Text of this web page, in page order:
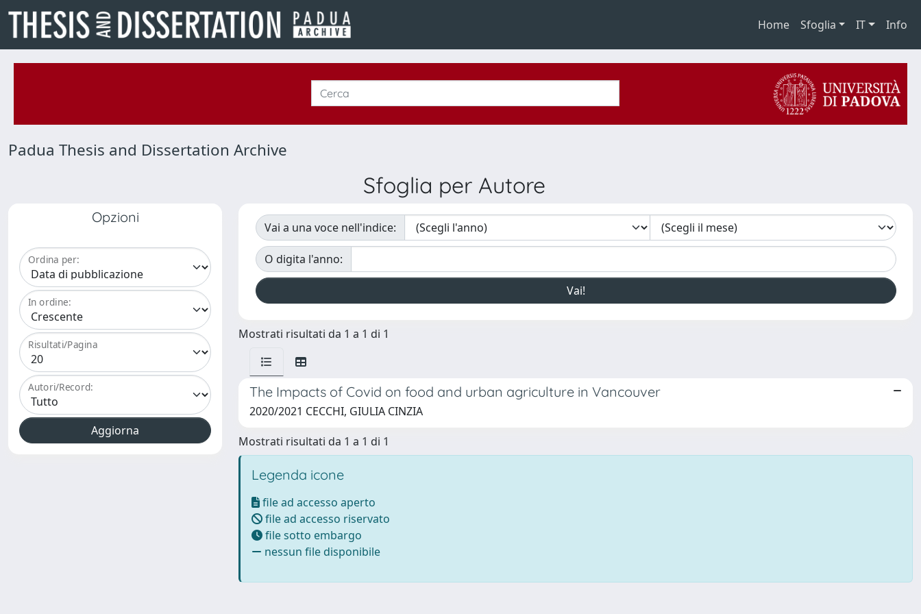
Home Sfoglia IT Info
Padua Thesis and Dissertation Archive
Sfoglia per Autore
Opzioni
Ordina per:
In ordine:
Risultati/Pagina
Autori/Record:
Vai a una voce nell'indice:
O digita l'anno:
Mostrati risultati da 1 a 1 di 1
The Impacts of Covid on food and urban agriculture in Vancouver
2020/2021 CECCHI, GIULIA CINZIA
Mostrati risultati da 1 a 1 di 1
Legenda icone
file ad accesso aperto
file ad accesso riservato
file sotto embargo
nessun file disponibile